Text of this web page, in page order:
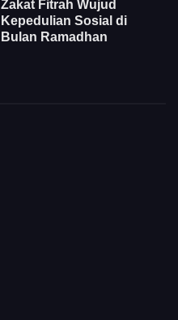
Zakat Fitrah Wujud
Kepedulian Sosial di
Bulan Ramadhan